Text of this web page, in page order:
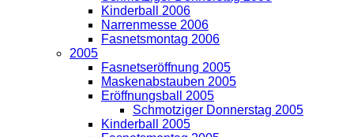
Kinderball 2006
Narrenmesse 2006
Fasnetsmontag 2006
2005
Fasnetseröffnung 2005
Maskenabstauben 2005
Eröffnungsball 2005
Schmotziger Donnerstag 2005
Kinderball 2005